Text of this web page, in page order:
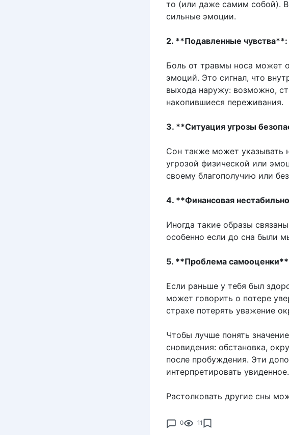
то (или даже самим собой).
сильные эмоции.
2. **Подавленные чувства**:
Боль от травмы носа может
эмоций. Это сигнал, что
выхода наружу: возможно,
накопившиеся переживания.
3. **Ситуация угрозы
Сон также может указывать
угрозой физической или
своему благополучию или
4. **Финансовая
Иногда такие образы
особенно если до сна были
5. **Проблема
Если раньше у тебя был
может говорить о потере
страхе потерять уважение
Чтобы лучше понять
сновидения: обстановка,
после пробуждения. Эти
интерпретировать увиденное.
Растолковать другие сны
0 11